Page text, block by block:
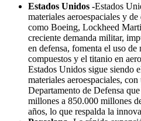
Estados Unidos -Estados
materiales aeroespaciales y
como Boeing, Lockheed
creciente demanda militar,
en defensa, fomenta el uso
compuestos y el titanio en
Estados Unidos sigue siendo
materiales aeroespaciales,
Departamento de Defensa
millones a 850.000 millones
años, lo que respalda la